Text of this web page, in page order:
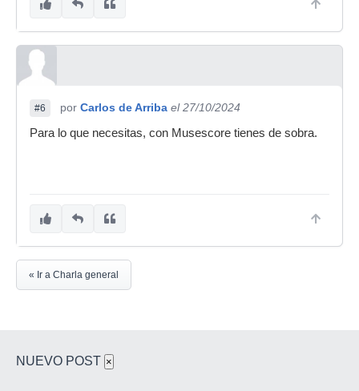
#6 por Carlos de Arriba el 27/10/2024
Para lo que necesitas, con Musescore tienes de sobra.
« Ir a Charla general
NUEVO POST ×